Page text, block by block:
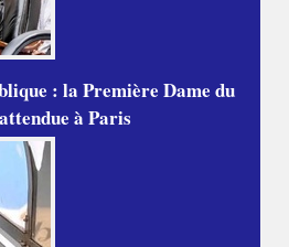
: la Première Dame du
à Paris